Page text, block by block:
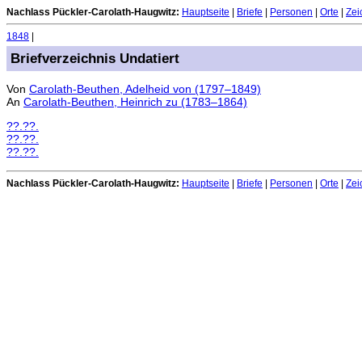
Nachlass Pückler-Carolath-Haugwitz: Hauptseite Briefe Personen Orte
1848
Briefverzeichnis Undatiert
Von Carolath-Beuthen, Adelheid von (1797–1849)
An Carolath-Beuthen, Heinrich zu (1783–1864)
??.??.
??.??.
??.??.
Nachlass Pückler-Carolath-Haugwitz: Hauptseite | Briefe | Personen | Orte |